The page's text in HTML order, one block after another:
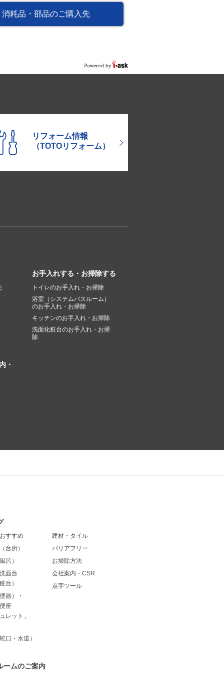
消耗品・部品のご購入先
リフォーム情報
（TOTOリフォーム）
お手入れする・お掃除する
トイレのお手入れ・お掃除
浴室（システムバスルーム）
のお手入れ・お掃除
キッチンのお手入れ・お掃除
洗面化粧台のお手入れ・お掃
除
・
すすめ
台所）
呂）
面台
台）
器）・
座
レット」
口・水道）
建材・タイル
バリアフリー
お掃除方法
会社案内・CSR
点字ツール
ームのご案内